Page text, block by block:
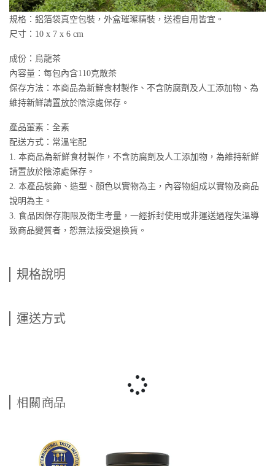
規格：鋁箔袋真空包裝，外盒璀璨精裝，送禮自用皆宜。
尺寸：10 x 7 x 6 cm
成份：烏龍茶
內容量：每包內含110克散茶
保存方法：本商品為新鮮食材製作、不含防腐劑及人工添加物、為
維持新鮮請置放於陰涼處保存。
產品葷素：全素
配送方式：常溫宅配
1. 本商品為新鮮食材製作，不含防腐劑及人工添加物，為維持新鮮
請置放於陰涼處保存。
2. 本產品裝飾、造型、顏色以實物為主，內容物組成以實物及商品
說明為主。
3. 食品因保存期限及衛生考量，一經拆封使用或非運送過程失溫導
致商品變質者，恕無法接受退換貨。
規格說明
運送方式
相關商品